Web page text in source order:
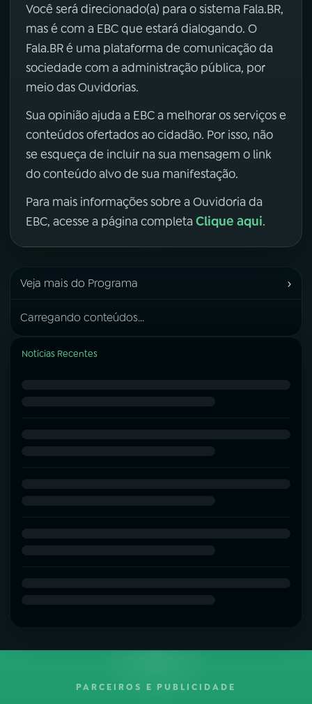
Você será direcionado(a) para o sistema Fala.BR,
mas é com a EBC que estará dialogando. O
Fala.BR é uma plataforma de comunicação da
sociedade com a administração pública, por
meio das Ouvidorias.
Sua opinião ajuda a EBC a melhorar os serviços e
conteúdos ofertados ao cidadão. Por isso, não
se esqueça de incluir na sua mensagem o link
do conteúdo alvo de sua manifestação.
Para mais informações sobre a Ouvidoria da
EBC, acesse a página completa Clique aqui.
Veja mais do Programa ›
Carregando conteúdos...
Notícias Recentes
PARCEIROS E PUBLICIDADE